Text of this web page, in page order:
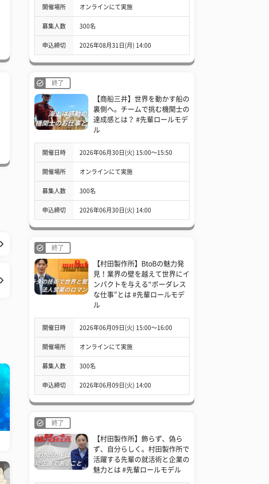
開催場所 オンラインにて実施
募集人数 300名
申込締切 2026年08月31日(月) 14:00
終了
【商船三井】世界を動かす船の
裏側へ。チームで挑む機関士の
達成感とは？ #先輩ロールモデ
ル
開催日時 2026年06月30日(火) 15:00〜15:50
開催場所 オンラインにて実施
募集人数 300名
申込締切 2026年06月30日(火) 14:00
終了
【村田製作所】BtoBの魅力発
見！業界の壁を越えて世界にイ
ンパクトを与える“ボーダレス
な仕事”とは #先輩ロールモデ
ル
開催日時 2026年06月09日(火) 15:00〜16:00
開催場所 オンラインにて実施
募集人数 300名
申込締切 2026年06月09日(火) 14:00
終了
【村田製作所】飾らず、偽ら
ず、自分らしく。村田製作所で
活躍する先輩の就活術と企業の
魅力とは #先輩ロールモデル